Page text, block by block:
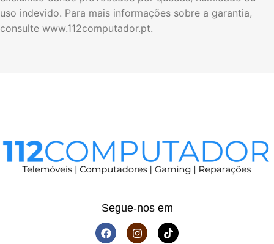
uso indevido. Para mais informações sobre a garantia,
consulte www.112computador.pt.
Segue-nos em